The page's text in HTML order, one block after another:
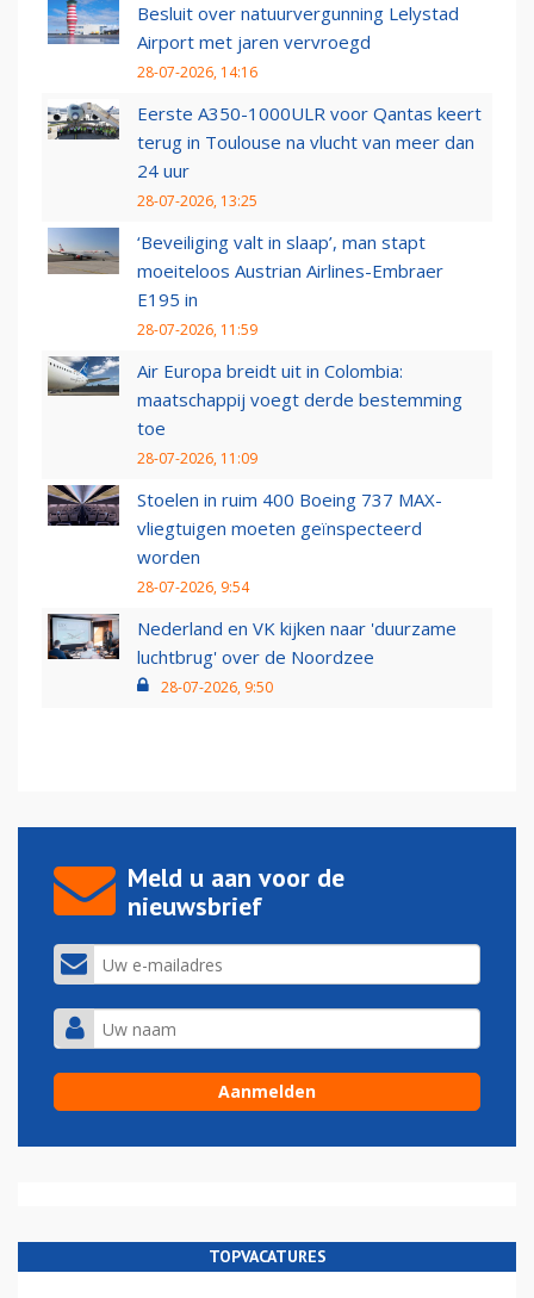
Besluit over natuurvergunning Lelystad
Airport met jaren vervroegd
28-07-2026, 14:16
Eerste A350-1000ULR voor Qantas keert
terug in Toulouse na vlucht van meer dan
24 uur
28-07-2026, 13:25
‘Beveiliging valt in slaap’, man stapt
moeiteloos Austrian Airlines-Embraer
E195 in
28-07-2026, 11:59
Air Europa breidt uit in Colombia:
maatschappij voegt derde bestemming
toe
28-07-2026, 11:09
Stoelen in ruim 400 Boeing 737 MAX-
vliegtuigen moeten geïnspecteerd
worden
28-07-2026, 9:54
Nederland en VK kijken naar 'duurzame
luchtbrug' over de Noordzee
28-07-2026, 9:50
Meld u aan voor de
nieuwsbrief
TOPVACATURES